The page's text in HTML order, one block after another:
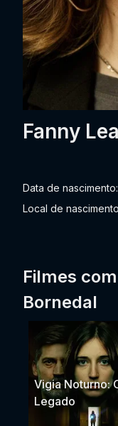
Fanny
Data de
Local de
Filmes
Bornedal
Vigia Noturno:
Legado